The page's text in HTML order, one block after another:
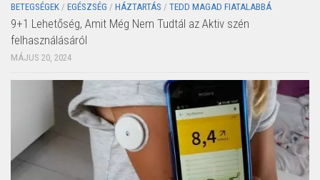
BETEGSÉGEK / EGÉSZSÉG / HÁZTARTÁS / TEDD MAGAD FIATALABBÁ
9+1 Lehetőség, Amit Még Nem Tudtál az Aktiv szén
felhasználásáról
MÁJUS 20, 2024